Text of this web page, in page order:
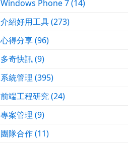
Windows Phone 7(14)
介紹好用工具(273)
心得分享(96)
多奇快訊(9)
系統管理 (395)
前端工程研究(24)
專案管理 (9)
團隊合作(11)